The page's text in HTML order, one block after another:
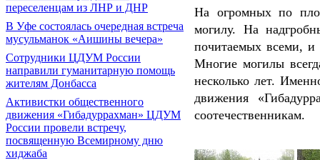
переселенцам из ЛНР и ДНР
В Уфе состоялась очередная встреча
мусульманок «Аишины вечера»
Сотрудники ЦДУМ России
направили гуманитарную помощь
жителям Донбасса
Активистки общественного
движения «Гибадуррахман» ЦДУМ
России провели встречу,
посвященную Всемирному дню
хиджаба
На огромных по
могилу. На
почитаемых всеми, и
Многие могилы
несколько лет.
движения
соотечественникам.